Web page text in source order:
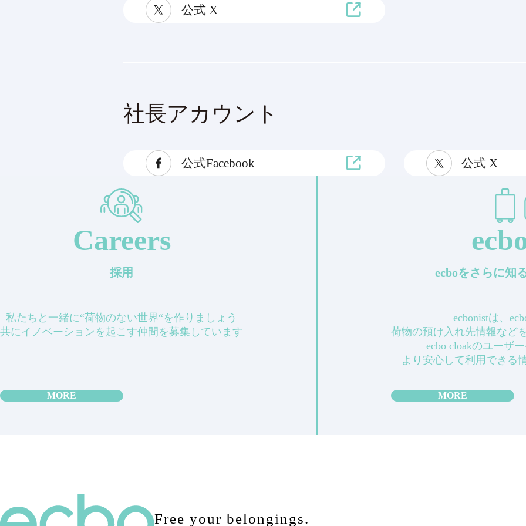
公式 X
社長アカウント
公式Facebook 公式 X
Careers
採用
私たちと一緒に“荷物のない世界“を作りましょう
共にイノベーションを起こす仲間を募集しています
MORE
ecboをさらに知
ecbonistは、
荷物の預け入れ先情報など
ecbo cloakのユーザ
より安心して利用できる
MORE
Free your belongings.